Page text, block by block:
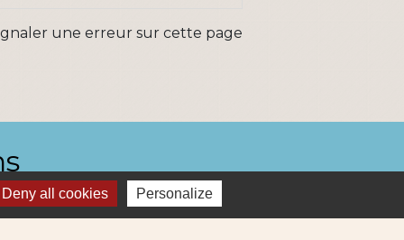
une erreur sur cette page
Deny all cookies Personalize